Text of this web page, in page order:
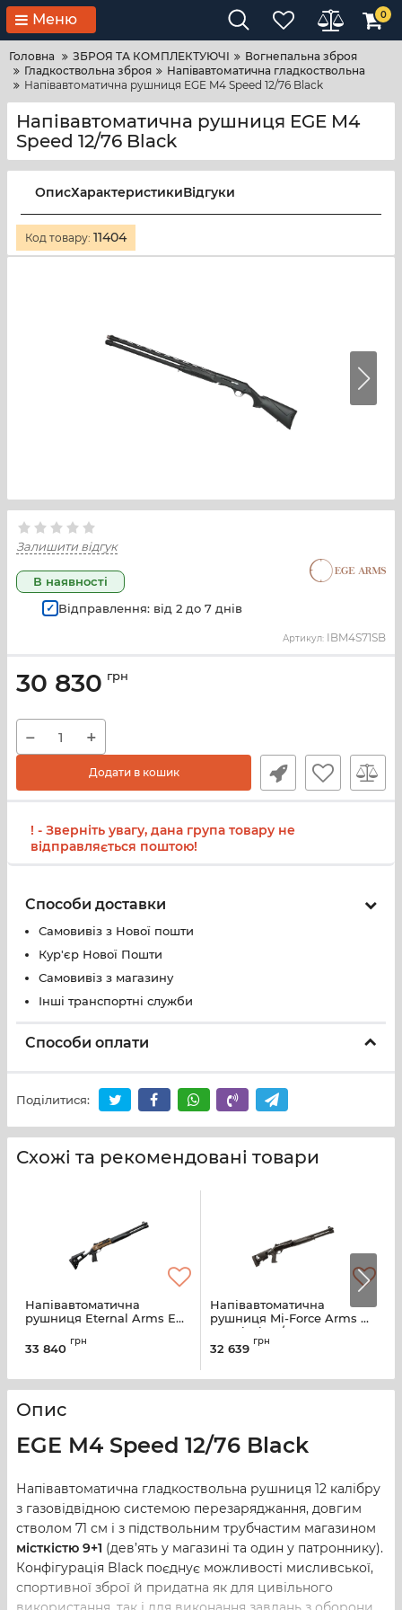
Меню 0
Головна ЗБРОЯ ТА КОМПЛЕКТУЮЧІ
Вогнепальна зброя
Гладкоствольна зброя
Напівавтоматична гладкоствольна
Напівавтоматична рушниця EGE M4 Speed 12/76 Black
Напівавтоматична рушниця EGE M4
Speed 12/76 Black
ОписХарактеристикиВідгуки
Код товару: 11404
Залишити відгук
В наявності
Відправлення: від 2 до 7 днів
Артикул: IBM4S71SB
30 830 грн
− +
Додати в кошик
! - Зверніть увагу, дана група товару не
відправляється поштою!
Способи доставки
Самовивіз з Нової пошти
Кур'єр Нової Пошти
Самовивіз з магазину
Інші транспортні служби
Способи оплати
Поділитися:
Схожі та рекомендовані товари
Напівавтоматична
рушниця Eternal Arms EM-
Bronze
33 840
грн
Напівавтоматична
рушниця Mi-Force Arms MI
M4 Black 12/76 ствол 51 см
з регульованим
32 639
грн
Опис
EGE M4 Speed 12/76 Black
Напівавтоматична гладкоствольна рушниця 12 калібру
з газовідвідною системою перезаряджання, довгим
стволом 71 см і з підствольним трубчастим магазином
місткістю 9+1 (дев’ять у магазині та один у патроннику).
Конфігурація Black поєднує можливості мисливської,
спортивної зброї й придатна як для цивільного